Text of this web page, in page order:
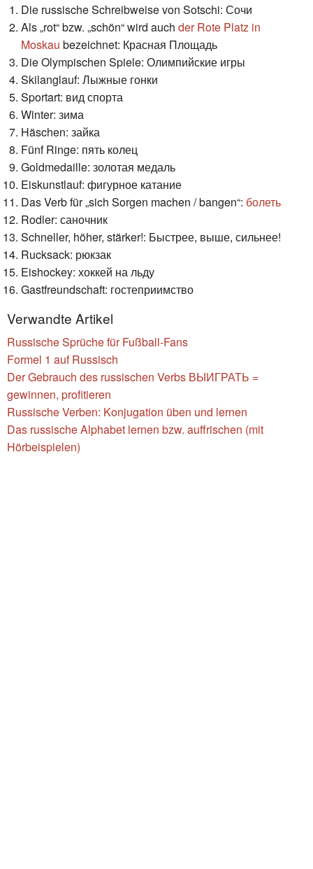
Die russische Schreibweise von Sotschi: Сочи
Als „rot“ bzw. „schön“ wird auch der Rote Platz in
Moskau bezeichnet: Красная Площадь
Die Olympischen Spiele: Олимпийские игры
Skilanglauf: Лыжные гонки
Sportart: вид спорта
Winter: зима
Häschen: зайка
Fünf Ringe: пять колец
Goldmedaille: золотая медаль
Eiskunstlauf: фигурное катание
Das Verb für „sich Sorgen machen / bangen“: болеть
Rodler: саночник
Schneller, höher, stärker!: Быстрее, выше, сильнее!
Rucksack: рюкзак
Eishockey: хоккей на льду
Gastfreundschaft: гостеприимство
Verwandte Artikel
Russische Sprüche für Fußball-Fans
Formel 1 auf Russisch
Der Gebrauch des russischen Verbs ВЫИГРАТЬ =
gewinnen, profitieren
Russische Verben: Konjugation üben und lernen
Das russische Alphabet lernen bzw. auffrischen (mit
Hörbeispielen)